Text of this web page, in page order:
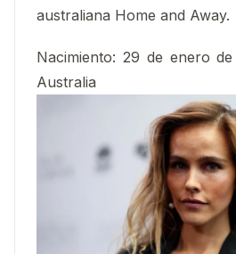
australiana Home and Away.
Nacimiento: 29 de enero
Australia